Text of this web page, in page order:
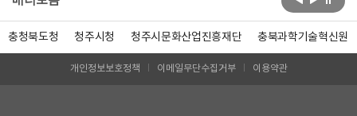
충청북도청 청주시청 청주시문화산업진흥재단 충북과학기술혁신원
개인정보보호정책 이메일무단수집거부 이용약관